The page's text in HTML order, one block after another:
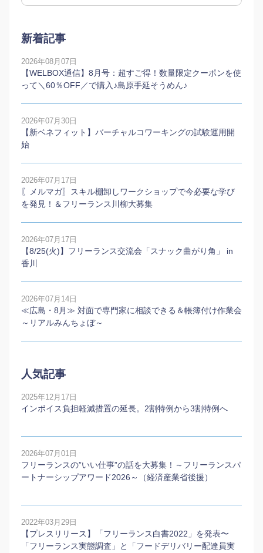
新着記事
2026年08月07日
【WELBOX通信】8月号：超すご得！数量限定クーポンを使
って＼60％OFF／で購入♪島原手延そうめん♪
2026年07月30日
【新ベネフィット】バーチャルコワーキングの試験運用開
始
2026年07月17日
〖メルマガ〗スキル棚卸しワークショップで今必要な学び
を発見！＆フリーランス川柳大募集
2026年07月17日
【8/25(火)】フリーランス交流会「スナック曲がり角」 in
香川
2026年07月14日
≪広島・8月≫ 対面で専門家に相談できる＆帳簿付け作業会
～リアルみんちょぼ～
人気記事
2025年12月17日
インボイス負担軽減措置の延長。2割特例から3割特例へ
2026年07月01日
フリーランスの”いい仕事”の話を大募集！～フリーランスパ
ートナーシップアワード2026～（経済産業省後援）
2022年03月29日
【プレスリリース】「フリーランス白書2022」を発表〜
「フリーランス実態調査」と「フードデリバリー配達員実